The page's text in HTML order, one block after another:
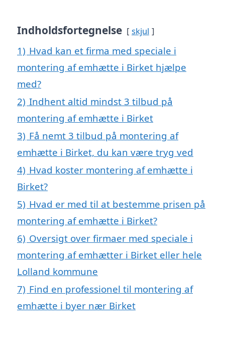
Indholdsfortegnelse skjul
1) Hvad kan et firma med speciale i
montering af emhætte i Birket hjælpe
med?
2) Indhent altid mindst 3 tilbud på
montering af emhætte i Birket
3) Få nemt 3 tilbud på montering af
emhætte i Birket, du kan være tryg ved
4) Hvad koster montering af emhætte i
Birket?
5) Hvad er med til at bestemme prisen på
montering af emhætte i Birket?
6) Oversigt over firmaer med speciale i
montering af emhætter i Birket eller hele
Lolland kommune
7) Find en professionel til montering af
emhætte i byer nær Birket